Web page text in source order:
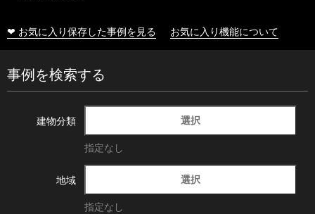
❤ お気に入り保存した事例を見る お気に入り機能について
事例を検索する
建物分類 選択
指定なし
地域 選択
指定なし